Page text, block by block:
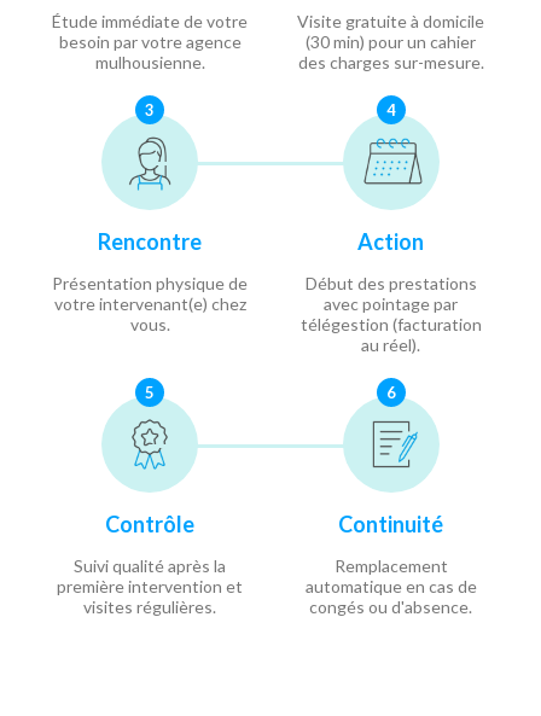
Étude immédiate de votre
besoin par votre agence
mulhousienne.
Visite gratuite à domicile
(30 min) pour un cahier
des charges sur-mesure.
3
Rencontre
Présentation physique de
votre intervenant(e) chez
vous.
4
Action
Début des prestations
avec pointage par
télégestion (facturation
au réel).
5
Contrôle
Suivi qualité après la
première intervention et
visites régulières.
6
Continuité
Remplacement
automatique en cas de
congés ou d'absence.